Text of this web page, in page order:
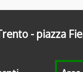
- piazza